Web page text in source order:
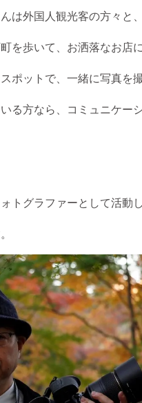
は外国人観光客の方々と
を歩いて、お洒落なお店に
ポットで、一緒に写真を
る方なら、コミュニケー
トグラファーとして活動